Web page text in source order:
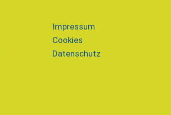
Impressum
Cookies
Datenschutz